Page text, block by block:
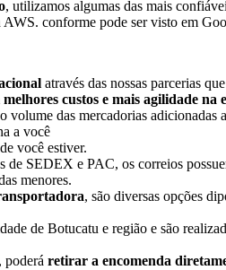
, utilizamos algumas das mais
conforme pode ser visto em
através das nossas parcerias
melhores custos e mais agilidade na
volume das mercadorias adicionadas
a você
você estiver.
de SEDEX e PAC, os correios
menores.
, são diversas opções
de Botucatu e região e são
poderá retirar a encomenda